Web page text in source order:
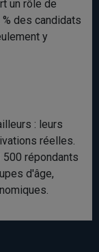
un rôle de
des candidats
y
: leurs
réelles.
répondants
d'âge,